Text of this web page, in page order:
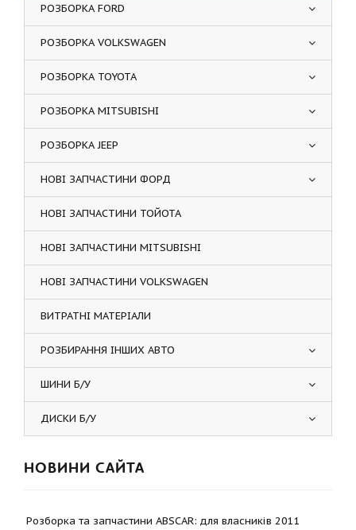
РОЗБОРКА FORD
РОЗБОРКА VOLKSWAGEN
РОЗБОРКА TOYOTA
РОЗБОРКА MITSUBISHI
РОЗБОРКА JEEP
НОВІ ЗАПЧАСТИНИ ФОРД
НОВІ ЗАПЧАСТИНИ ТОЙОТА
НОВІ ЗАПЧАСТИНИ MITSUBISHI
НОВІ ЗАПЧАСТИНИ VOLKSWAGEN
ВИТРАТНІ МАТЕРІАЛИ
РОЗБИРАННЯ ІНШИХ АВТО
ШИНИ Б/У
ДИСКИ Б/У
НОВИНИ САЙТА
Розборка та запчастини ABSCAR: для власників 2011